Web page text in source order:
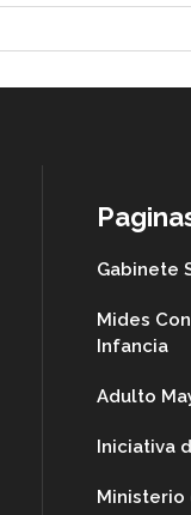
Gabinete
Mides
Infancia
Adulto
Iniciativa
Ministerio